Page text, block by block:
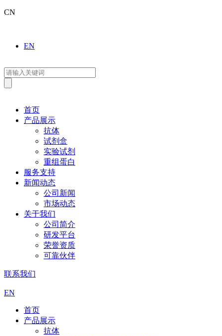
CN
EN
首页
产品展示
抗体
试剂盒
实验试剂
重组蛋白
服务支持
新闻动态
公司新闻
市场动态
关于我们
公司简介
研发平台
荣誉资质
可靠伙伴
联系我们
EN
首页
产品展示
抗体